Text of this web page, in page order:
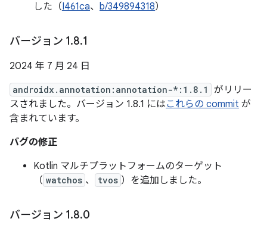
した（I461ca、 b/349894318）
バージョン 1.8.1
2024 年 7 月 24 日
androidx.annotation:annotation-*:1.8.1
がリリー
スされました。バージョン 1.8.1 にはこれらの commit が
含まれています。
バグの修正
Kotlin マルチプラットフォームのターゲット
（ watchos 、 tvos ）を追加しました。
バージョン 1.8.0